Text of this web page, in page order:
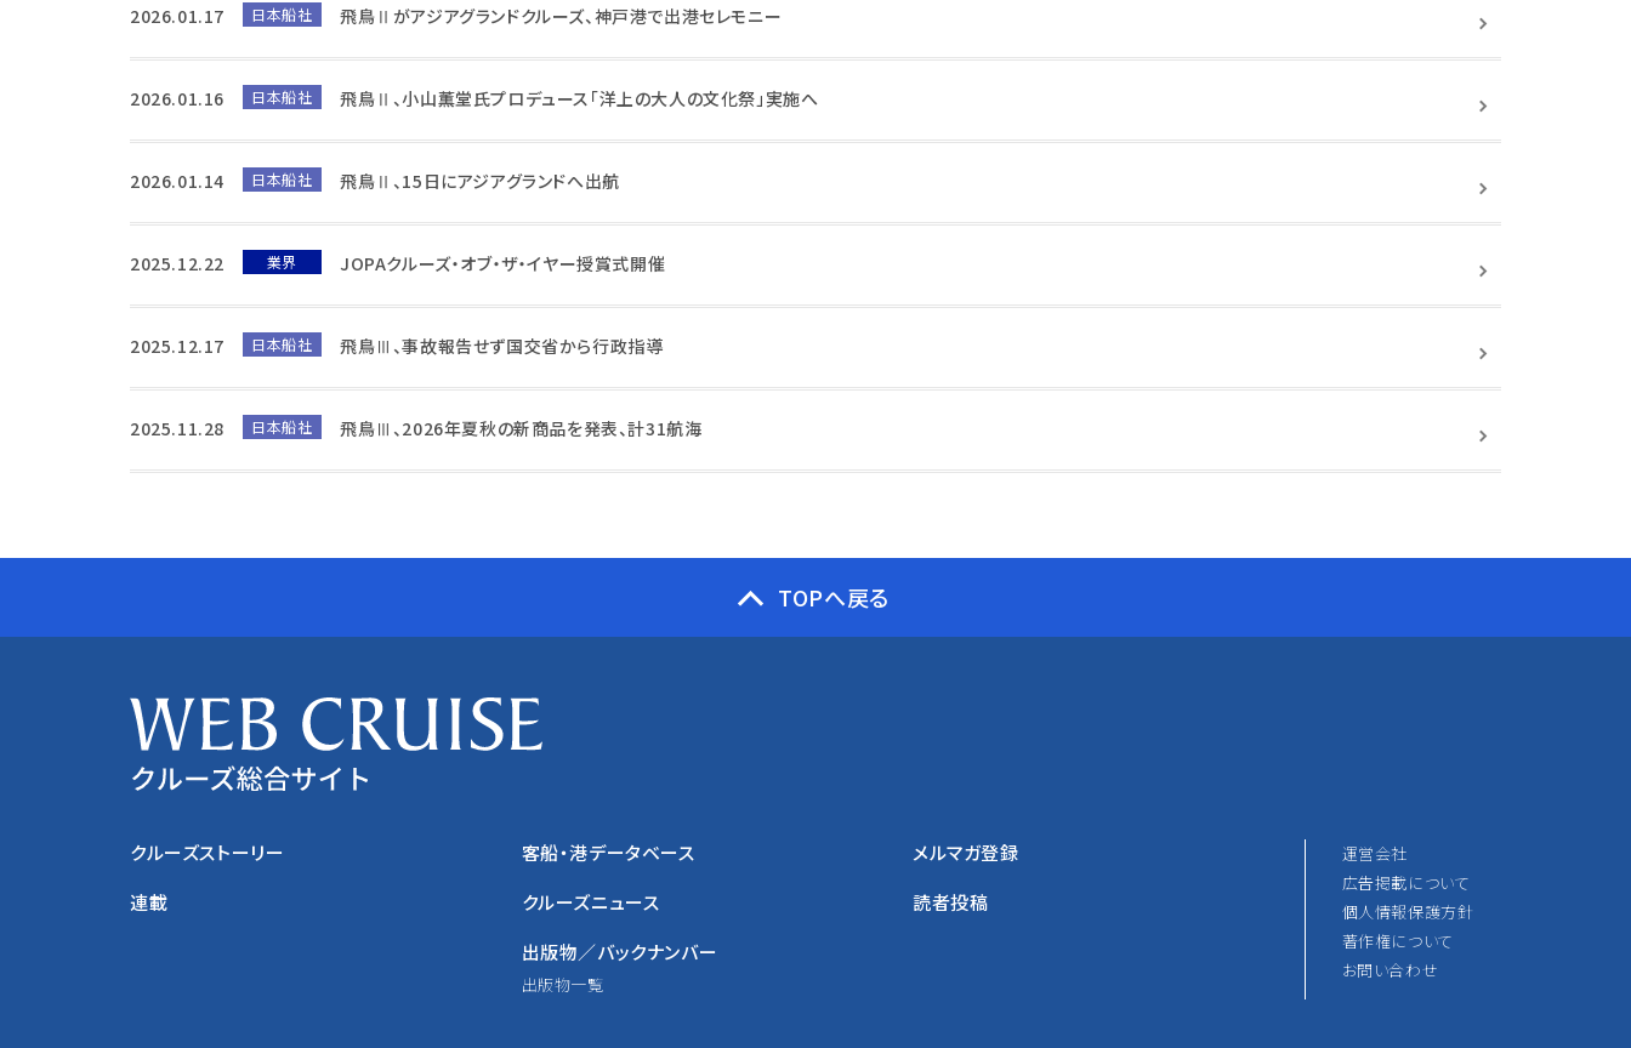
2026.01.17 日本船社 飛鳥Ⅱがアジアグランドクルーズ、神戸港で出港セレモニー
2026.01.16 日本船社 飛鳥Ⅱ、小山薫堂氏プロデュース「洋上の大人の文化祭」実施へ
2026.01.14 日本船社 飛鳥Ⅱ、15日にアジアグランドへ出航
2025.12.22 業界 JOPAクルーズ・オブ・ザ・イヤー授賞式開催
2025.12.17 日本船社 飛鳥Ⅲ、事故報告せず国交省から行政指導
2025.11.28 日本船社 飛鳥Ⅲ、2026年夏秋の新商品を発表、計31航海
TOPへ戻る
クルーズストーリー
連載
客船・港データベース
クルーズニュース
出版物／バックナンバー
出版物一覧
メルマガ登録
読者投稿
運営会社
広告掲載について
個人情報保護方針
著作権について
お問い合わせ